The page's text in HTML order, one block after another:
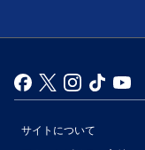
サイトについて